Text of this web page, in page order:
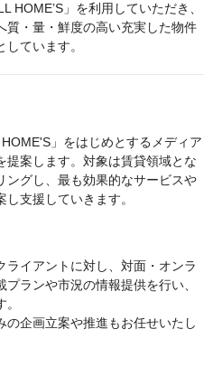
HOME’S」を利用していただき、
質・量・鮮度の高い充実した物件
ています。
」をはじめとするメディア
提案します。対象は賃貸領域とな
ングし、最も効果的なサービスや
支援していきます。
イアントに対し、対面・オンラ
ランや市況の情報提供を行い、
。
企画立案や推進もお任せいたし